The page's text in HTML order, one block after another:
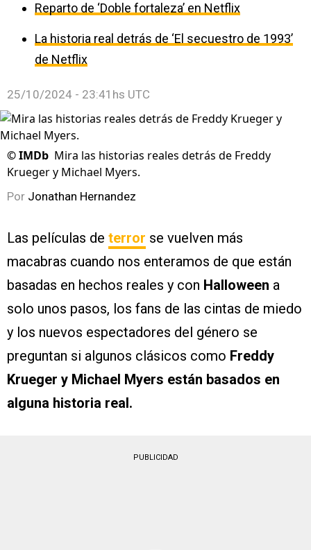
Reparto de ‘Doble fortaleza’ en Netflix
La historia real detrás de ‘El secuestro de 1993’
de Netflix
25/10/2024 - 23:41hs UTC
©IMDb Mira las historias reales detrás de Freddy
Krueger y Michael Myers.
Por Jonathan Hernandez
Las películas de terror se vuelven más
macabras cuando nos enteramos de que están
basadas en hechos reales y con Halloween a
solo unos pasos, los fans de las cintas de miedo
y los nuevos espectadores del género se
preguntan si algunos clásicos como Freddy
Krueger y Michael Myers están basados en
alguna historia real.
PUBLICIDAD